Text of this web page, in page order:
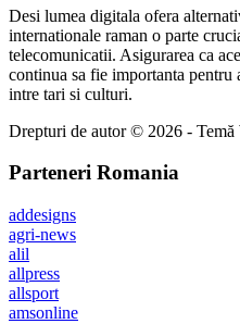
Desi lumea digitala ofera
internationale raman o parte
telecomunicatii. Asigurarea ca
continua sa fie importanta pentru
intre tari si culturi.
Drepturi de autor © 2026 - Temă
Parteneri Romania
addesigns
agri-news
alil
allpress
allsport
amsonline